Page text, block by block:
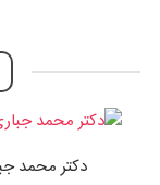
دکتر محمد